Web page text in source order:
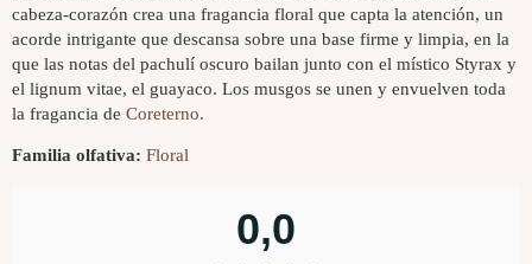
cabeza-corazón crea una fragancia floral que capta la atención, un
acorde intrigante que descansa sobre una base firme y limpia, en la
que las notas del pachulí oscuro bailan junto con el místico Styrax y
el lignum vitae, el guayaco. Los musgos se unen y envuelven toda
la fragancia de Coreterno.
Familia olfativa: Floral
0,0